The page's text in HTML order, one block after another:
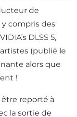
de
y compris des
DLSS 5,
(publié le
alors que
!